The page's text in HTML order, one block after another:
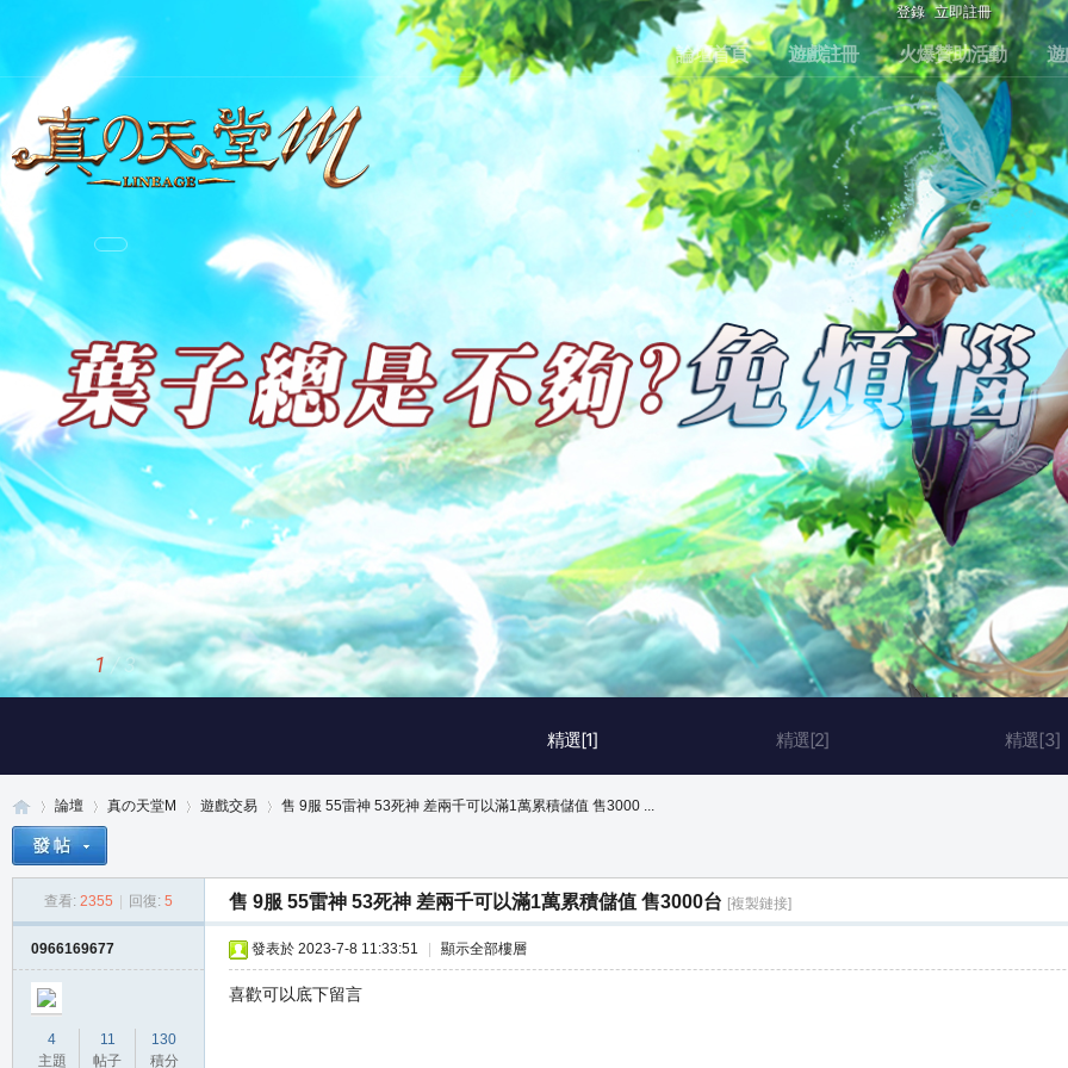
登錄 立即註冊
論壇首頁 遊戲註冊 火爆贊助活動 遊
精選[1] 精選[2] 精選[3]
2 / 3
論壇
›
真の天堂M 遊戲交易
›
售 9服 55雷神 53死神 差兩千可以滿1萬累積儲值 售3000 ...
查看: 2355 回復: 5 售 9服 55雷神 53死神 差兩千可以滿1萬累積儲值 售3000台 [複製鏈接]
0966169677
4
主題
11
帖子
130
積分
發表於 2023-7-8 11:33:51 顯示全部樓層
喜歡可以底下留言